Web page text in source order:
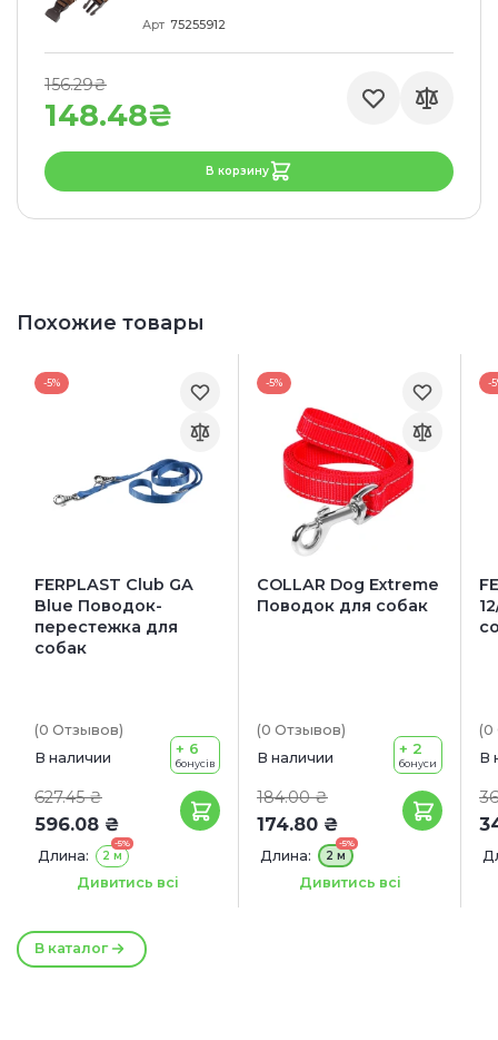
Арт 75255912
148.48₴
156.29₴
В корзину
Похожие товары
В каталог
-5%
FERPLAST Club GA
Blue Поводок-
перестежка для
собак
(0 Отзывов)
В наличии
627.45 ₴
596.08 ₴
+ 6
бонусів
Длина:
-5%
2 м
Ширина: 15 мм
20 мм
Дивитись всі
-5%
COLLAR Dog Extreme
Поводок для собак
(0 Отзывов)
В наличии
184.00 ₴
174.80 ₴
+ 2
бонуси
Длина:
-5%
2 м
Ширина: 20 мм
Дивитись всі
-
(0
В